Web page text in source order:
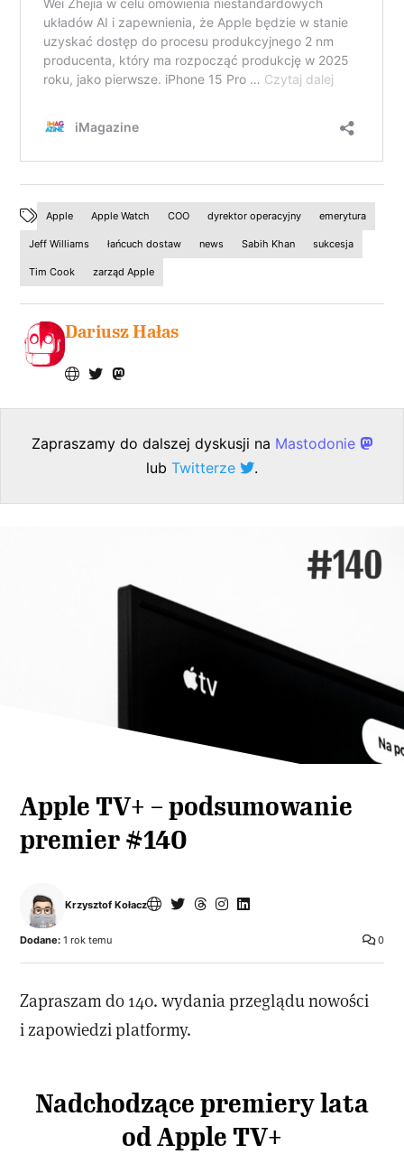
Apple Apple Watch COO dyrektor operacyjny emerytura
Jeff Williams łańcuch dostaw news Sabih Khan sukcesja
Tim Cook zarząd Apple
Dariusz Hałas
Zapraszamy do dalszej dyskusji na Mastodonie
lub Twitterze .
Apple TV+ – podsumowanie
premier #140
Krzysztof Kołacz
0
Dodane: 1 rok temu
Zapraszam do 140. wydania przeglądu nowości
i zapowiedzi platformy.
Nadchodzące premiery lata
od Apple TV+